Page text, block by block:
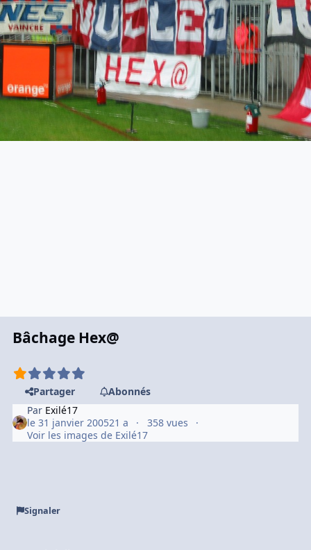
Bâchage Hex@
Partager
Abonnés
Par Exilé17
le 31 janvier 200521 a
358 vues
Voir les images de Exilé17
Signaler